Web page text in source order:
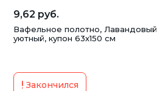
9,62 руб.
Вафельное полотно, Лавандовый
уютный, купон 63х150 см
Закончился